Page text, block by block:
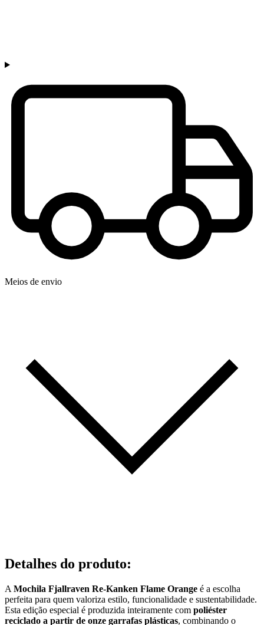
Meios de envio
Detalhes do produto:
A Mochila Fjallraven Re-Kanken Flame Orange é a escolha
perfeita para quem valoriza estilo, funcionalidade e sustentabilidade.
Esta edição especial é produzida inteiramente com poliéster
reciclado a partir de onze garrafas plásticas, combinando o